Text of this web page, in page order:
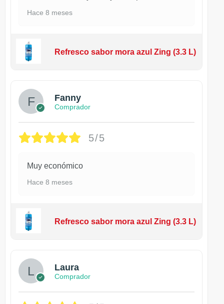
Hace 8 meses
Refresco sabor mora azul Zing (3.3 L)
Fanny
Comprador
5/5
Muy económico
Hace 8 meses
Refresco sabor mora azul Zing (3.3 L)
Laura
Comprador